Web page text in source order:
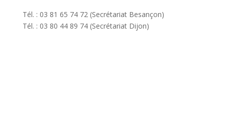
Tél. : 03 81 65 74 72 (Secrétariat Besançon)
Tél. : 03 80 44 89 74 (Secrétariat Dijon)